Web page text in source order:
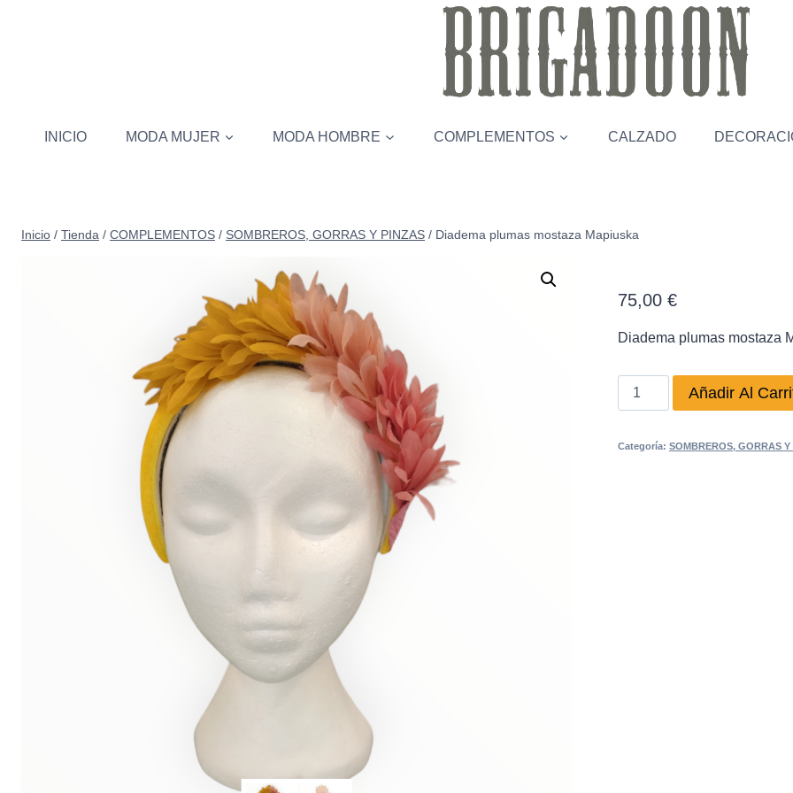
INICIO MODA MUJER MODA HOMBRE COMPLEMENTOS CALZADO
Inicio / Tienda / COMPLEMENTOS / SOMBREROS, GORRAS Y PINZAS / Diadema plumas mostaza Mapiuska
75,00 €
Diadema plumas mostaza
Diadema
plumas
Mapiuska
Añadir Al
Categoría: SOMBREROS, GORRAS Y